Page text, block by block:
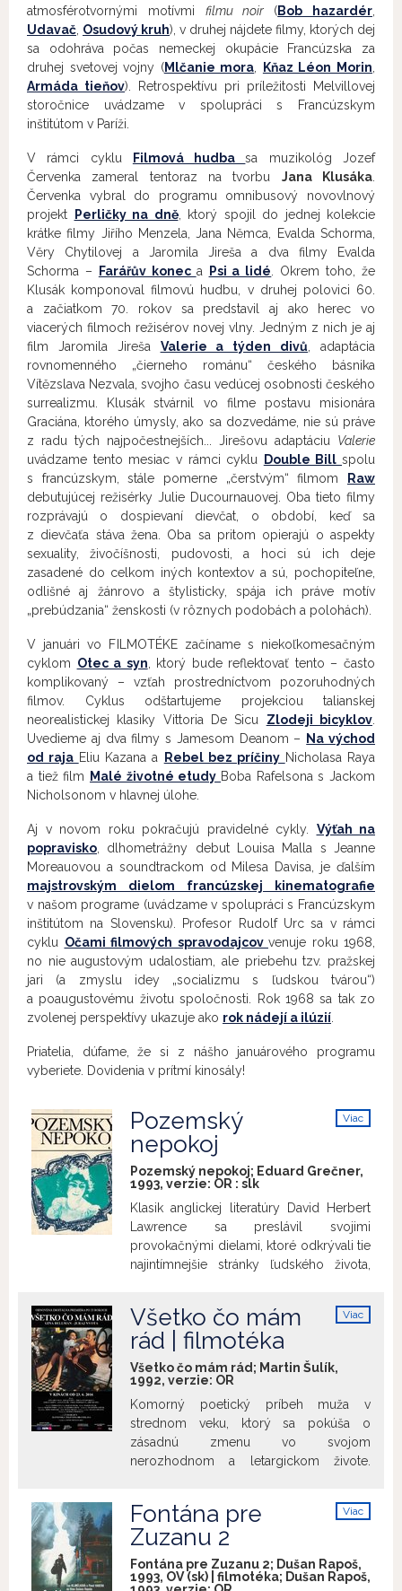
atmosférotvornými motívmi filmu noir (Bob hazardér
Udavač Osudový kruh), v druhej nájdete filmy, ktorých dej
sa odohráva počas nemeckej okupácie Francúzska za
druhej svetovej vojny (Mlčanie mora Kňaz Léon Morin
Armáda tieňov). Retrospektívu pri príležitosti Melvillovej
storočnice uvádzame v spolupráci s Francúzskym
inštitútom v Paríži.
V rámci cyklu Filmová hudbasa muzikológ Jozef
Červenka zameral tentoraz na tvorbu Jana Klusáka
Červenka vybral do programu omnibusový novovlnový
projekt
Perličky na dně, ktorý spojil do jednej kolekcie
krátke filmy Jiřího Menzela, Jana Němca, Evalda Schorma,
Věry Chytilovej a Jaromila Jireša a dva filmy Evalda
Schorma –
Farářův konec a Psi a lidé . Okrem toho, že
Klusák komponoval filmovú hudbu, v druhej polovici 60.
a začiatkom 70. rokov sa predstavil aj ako herec vo
viacerých filmoch režisérov novej vlny. Jedným z nich je aj
film Jaromila Jireša Valerie a týden divů , adaptácia
rovnomenného „čierneho románu“ českého básnika
Vítězslava Nezvala, svojho času vedúcej osobnosti českého
surrealizmu. Klusák stvárnil vo filme postavu misionára
Graciána, ktorého úmysly, ako sa dozvedáme, nie sú práve
z radu tých najpočestnejších... Jirešovu adaptáciu Valerie
uvádzame tento mesiac v rámci cyklu
Double Bill spolu
s francúzskym, stále pomerne „čerstvým“ filmom
Raw
debutujúcej režisérky Julie Ducournauovej. Oba tieto filmy
rozprávajú o dospievaní dievčat, o období, keď sa
z dievčaťa stáva žena. Oba sa pritom opierajú o aspekty
sexuality, živočíšnosti, pudovosti, a hoci sú ich deje
zasadené do celkom iných kontextov a sú, pochopiteľne,
odlišné aj žánrovo a štylisticky, spája ich práve motív
„prebúdzania“ ženskosti (v rôznych podobách a polohách).
V januári vo FILMOTÉKE začíname s niekoľkomesačným
cyklom Otec a syn , ktorý bude reflektovať tento – často
komplikovaný – vzťah prostredníctvom pozoruhodných
filmov. Cyklus odštartujeme projekciou talianskej
neorealistickej klasiky Vittoria De Sicu Zlodeji bicyklov
Uvedieme aj dva filmy s Jamesom Deanom – Na východ
od raja Eliu Kazana a Rebel bez príčiny Nicholasa Raya
a tiež film
Malé životné etudy Boba Rafelsona s Jackom
Nicholsonom v hlavnej úlohe.
Aj v novom roku pokračujú pravidelné cykly. Výťah na
popravisko , dlhometrážny debut Louisa Malla s Jeanne
Moreauovou a soundtrackom od Milesa Davisa, je ďalším
majstrovským dielom francúzskej kinematografie
v našom programe (uvádzame v spolupráci s Francúzskym
inštitútom na Slovensku). Profesor Rudolf Urc sa v rámci
cyklu Očami filmových spravodajcov venuje roku 1968,
no nie augustovým udalostiam, ale priebehu tzv. pražskej
jari (a zmyslu idey „socializmu s ľudskou tvárou“)
a poaugustovému životu spoločnosti. Rok 1968 sa tak zo
zvolenej perspektívy ukazuje ako rok nádejí a ilúzií
Priatelia, dúfame, že si z nášho januárového programu
vyberiete. Dovidenia v prítmí kinosály!
Viac
Pozemský
nepokoj
Pozemský nepokoj; Eduard Grečner,
1993, verzie: OR : slk
Klasik anglickej literatúry David Herbert
Lawrence sa preslávil svojimi
provokačnými dielami, ktoré odkrývali tie
najintímnejšie stránky ľudského života,
vznikol na motívy poviedky D. H.
Lawrencea Lišiak Film zachytáva
vnútorný svet troch postáv, dvoch žien,
žijúcich kdesi uprostred vyľudnenej
samoty a muža, ktorý náhodne vtrhne do
ich súkromia.
Viac
Všetko čo mám
rád | filmotéka
Všetko čo mám rád; Martin Šulík,
1992, verzie: OR
Komorný poetický príbeh muža v
strednom veku, ktorý sa pokúša o
zásadnú zmenu vo svojom
nerozhodnom a letargickom živote.
musí riešiť problémy so svojim
dospievajúcim synom a pomoc od neho
mladej Angličanky, aby s ňou odišiel do
Viac
Fontána pre
Zuzanu 2
Fontána pre Zuzanu 2; Dušan Rapoš,
1993, OV (sk) | filmotéka; Dušan Rapoš,